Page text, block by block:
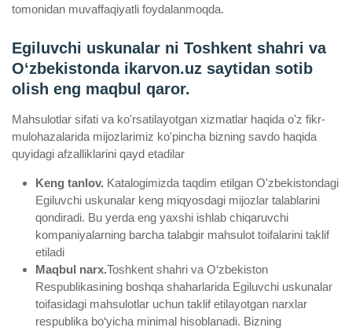
tomonidan muvaffaqiyatli foydalanmoqda.
Egiluvchi uskunalar ni Toshkent shahri va
Oʻzbekistonda ikarvon.uz saytidan sotib
olish eng maqbul qaror.
Mahsulotlar sifati va ko'rsatilayotgan xizmatlar haqida o'z fikr-
mulohazalarida mijozlarimiz ko'pincha bizning savdo haqida
quyidagi afzalliklarini qayd etadilar
Keng tanlov. Katalogimizda taqdim etilgan O'zbekistondagi
Egiluvchi uskunalar keng miqyosdagi mijozlar talablarini
qondiradi. Bu yerda eng yaxshi ishlab chiqaruvchi
kompaniyalarning barcha talabgir mahsulot toifalarini taklif
etiladi
Maqbul narx.Toshkent shahri va O‘zbekiston
Respublikasining boshqa shaharlarida Egiluvchi uskunalar
toifasidagi mahsulotlar uchun taklif etilayotgan narxlar
respublika bo‘yicha minimal hisoblanadi. Bizning